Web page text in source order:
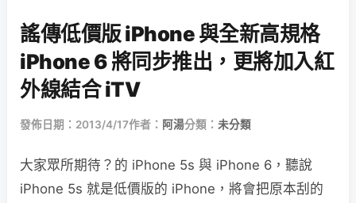
謠傳低價版 iPhone 與全新高規格
iPhone 6 將同步推出，更將加入紅
外線結合 iTV
發佈日期：2013/4/17作者： 阿湯分類： 未分類
大家眾所期待？的 iPhone 5s 與 iPhone 6，聽說
iPhone 5s 就是低價版的 iPhone，將會把原本刮的